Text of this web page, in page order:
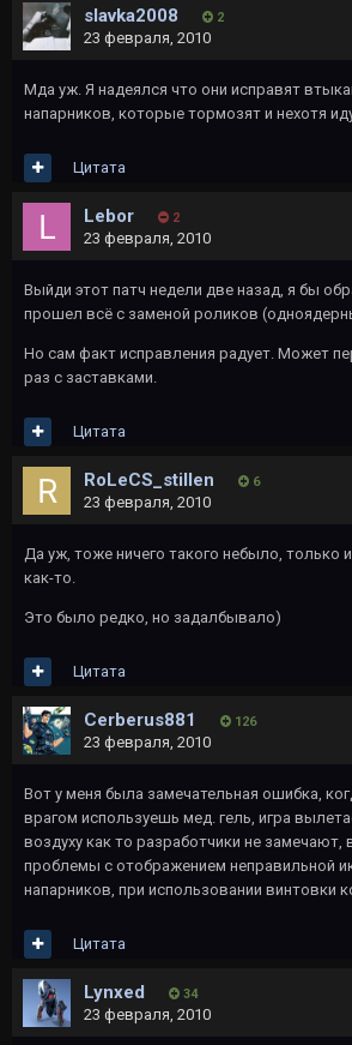
slavka2008 2
23 февраля, 2010
Мда уж. Я надеялся что они исправят
напарников, которые тормозят и нехотя
Цитата
Lebor 2
23 февраля, 2010
Выйди этот патч недели две назад, я бы
прошел всё с заменой роликов
Но сам факт исправления радует. Может
раз с заставками.
Цитата
RoLeCS_stillen 6
23 февраля, 2010
Да уж, тоже ничего такого небыло, только
как-то.
Это было редко, но задалбывало)
Цитата
Cerberus881 126
23 февраля, 2010
Вот у меня была замечательная ошибка,
врагом используешь мед. гель, игра
воздуху как то разработчики не замечают,
проблемы с отображением неправильной
напарников, при использовании винтовки
Цитата
Lynxed 34
23 февраля, 2010